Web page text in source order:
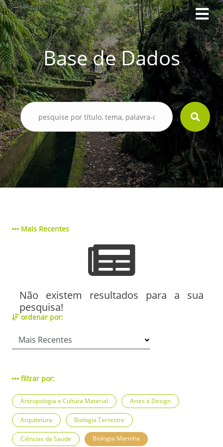
Base de Dados
Mais Recentes
Não existem resultados para a sua
pesquisa!
ordenar por:
filtrar por:
Antropologia e Cultura Material Artes e Design
Arquitetura Biologia Terrestre
Ciências da Saúde Biologia Marinha